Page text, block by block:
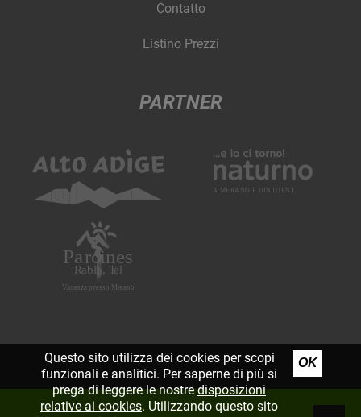
Contatto
Listino Prezzi
PARTNER
Questo sito utilizza dei cookies per scopi
funzionali e analitici. Per saperne di più si
prega di leggere le nostredisposizioni
relative ai cookies. Utilizzando questo sito
OK